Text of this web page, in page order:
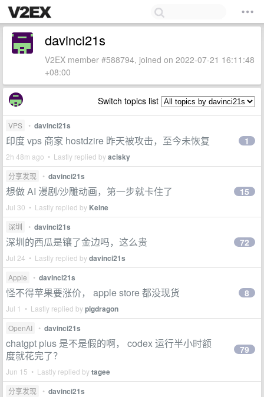
davinci21s
V2EX member #588794, joined on 2022-07-21 16:11:48
+08:00
Switch topics list
VPS • davinci21s
印度 vps 商家 hostdzire 昨天被攻击，至今未恢复
2h 48m ago • Lastly replied byacisky
1
分享发现 • davinci21s
想做 AI 漫剧/沙雕动画，第一步就卡住了
Jul 30 • Lastly replied by Keine
15
深圳 • davinci21s
深圳的西瓜是镶了金边吗，这么贵
Jul 24 • Lastly replied bydavinci21s
72
Apple • davinci21s
怪不得苹果要涨价， apple store 都没现货
Jul 1 • Lastly replied bypigdragon
8
OpenAI • davinci21s
chatgpt plus 是不是假的啊， codex 运行半小时额
度就花完了？
Jun 15 • Lastly replied bytagee
79
分享发现 • davinci21s